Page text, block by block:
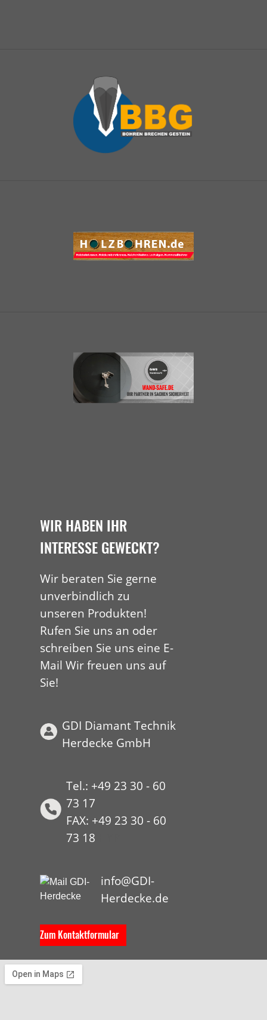
WIR HABEN IHR
INTERESSE GEWECKT?
Wir beraten Sie gerne
unverbindlich zu
unseren Produkten!
Rufen Sie uns an oder
schreiben Sie uns eine E-
Mail Wir freuen uns auf
Sie!
GDI Diamant Technik
Herdecke GmbH
Tel.: +49 23 30 - 60
73 17
FAX: +49 23 30 - 60
73 18
info@GDI-
Herdecke.de
Zum Kontaktformular